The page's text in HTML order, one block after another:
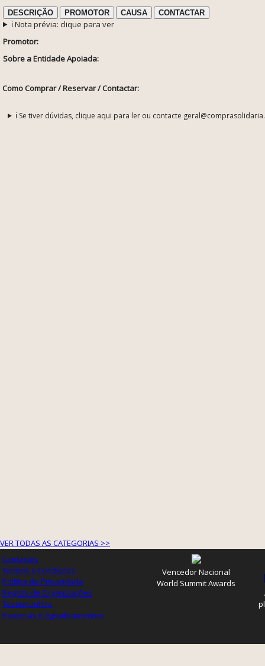
DESCRIÇÃO PROMOTOR CAUSA CONTACTAR
ℹ️ Nota prévia: clique para ver
Promotor:
Sobre a Entidade Apoiada:
Como Comprar / Reservar / Contactar:
ℹ️ Se tiver dúvidas, clique aqui para ler ou contacte
VER TODAS AS CATEGORIAS >>
Contactos
Termos e Condições
Política de Privacidade
Registo de Organizações
Testemunhos
Parcerias e Agradecimentos
Vencedor Nacional
World Summit Awards